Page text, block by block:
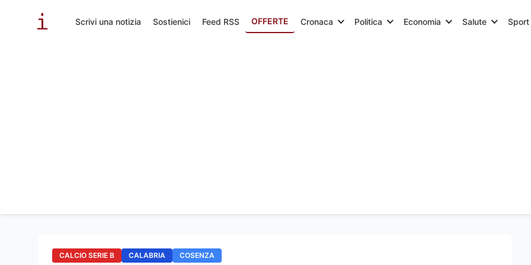
Scrivi una notizia Sostienici Feed RSS OFFERTE Cronaca Politica Economia Salute Sport
CALCIO SERIE B CALABRIA COSENZA